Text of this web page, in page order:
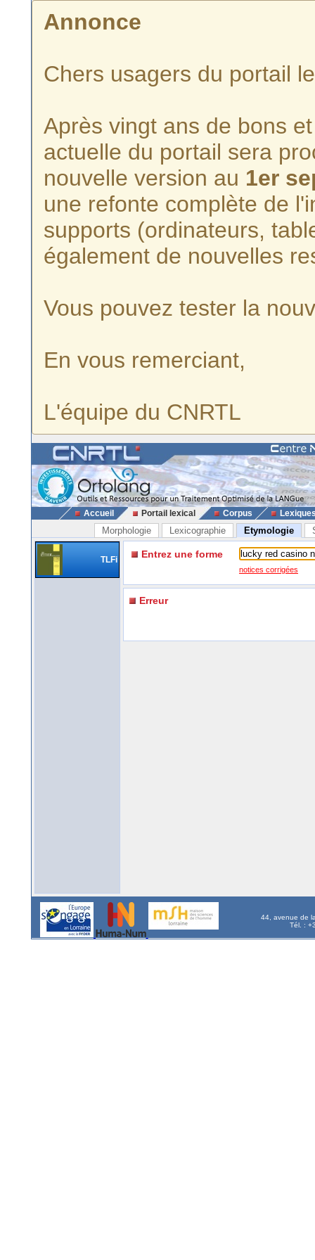
Annonce
Chers usagers du portail
Après vingt ans de bons
actuelle du portail sera
nouvelle version au 1er
une refonte complète de
supports (ordinateurs,
également de nouvelles
Vous pouvez tester la
En vous remerciant,
L'équipe du CNRTL
Accueil Portail lexical Corpus
Morphologie Lexicographie Etymologie
TLFi Entrez une forme
notices corrigées
Erreur
44, avenue de
Tél. :